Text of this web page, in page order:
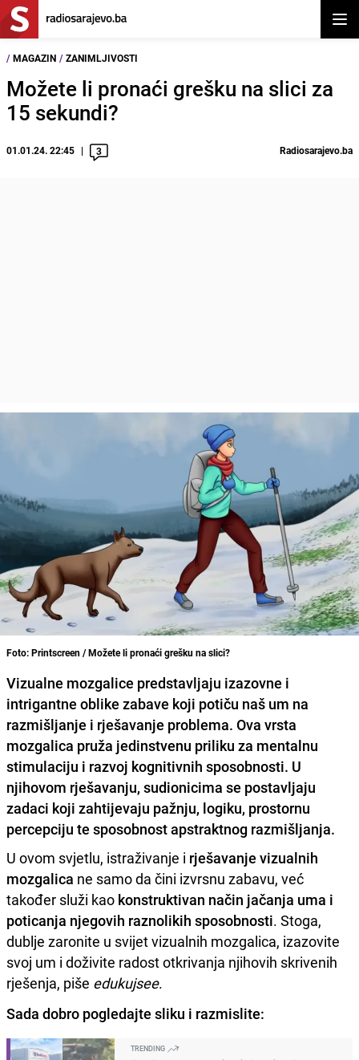
/ MAGAZIN / ZANIMLJIVOSTI
Možete li pronaći grešku na slici za
15 sekundi?
01.01.24. 22:45 3 Radiosarajevo.ba
Foto: Printscreen / Možete li pronaći grešku na slici?
Vizualne mozgalice predstavljaju izazovne i
intrigantne oblike zabave koji potiču naš um na
razmišljanje i rješavanje problema. Ova vrsta
mozgalica pruža jedinstvenu priliku za mentalnu
stimulaciju i razvoj kognitivnih sposobnosti. U
njihovom rješavanju, sudionicima se postavljaju
zadaci koji zahtijevaju pažnju, logiku, prostornu
percepciju te sposobnost apstraktnog razmišljanja.
U ovom svjetlu, istraživanje i rješavanje vizualnih
mozgalica ne samo da čini izvrsnu zabavu, već
također služi kao konstruktivan način jačanja uma i
poticanja njegovih raznolikih sposobnosti. Stoga,
dublje zaronite u svijet vizualnih mozgalica, izazovite
svoj um i doživite radost otkrivanja njihovih skrivenih
rješenja, piše edukujsee.
Sada dobro pogledajte sliku i razmislite:
TRENDING